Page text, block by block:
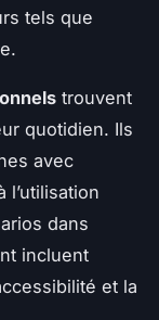
tels que
trouvent
quotidien. Ils
avec
dans
incluent
et la